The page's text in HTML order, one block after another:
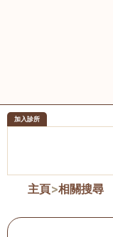
加入診所
主頁>相關搜尋